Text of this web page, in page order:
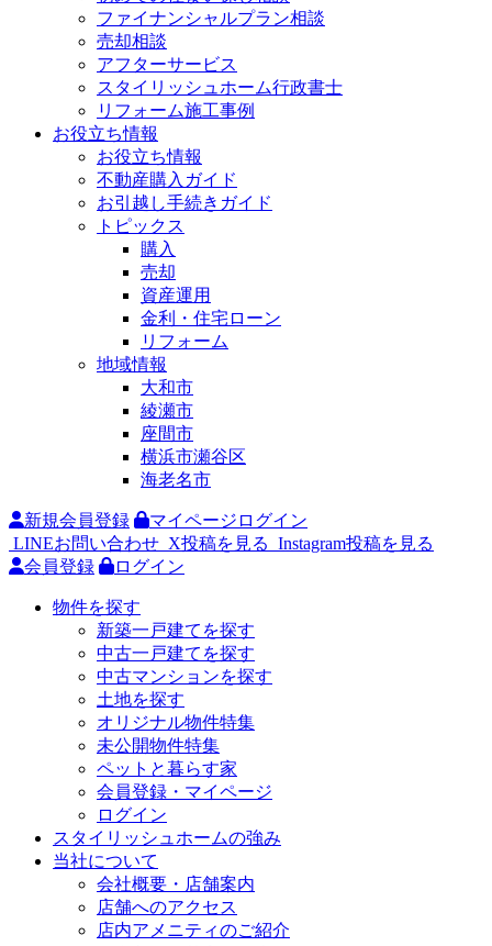
ファイナンシャルプラン相談
売却相談
アフターサービス
スタイリッシュホーム行政書士
リフォーム施工事例
お役立ち情報
お役立ち情報
不動産購入ガイド
お引越し手続きガイド
トピックス
購入
売却
資産運用
金利・住宅ローン
リフォーム
地域情報
大和市
綾瀬市
座間市
横浜市瀬谷区
海老名市
新規会員登録
マイページログイン
LINEお問い合わせ X投稿を見る Instagram投稿を見る
会員登録
ログイン
物件を探す
新築一戸建てを探す
中古一戸建てを探す
中古マンションを探す
土地を探す
オリジナル物件特集
未公開物件特集
ペットと暮らす家
会員登録・マイページ
ログイン
スタイリッシュホームの強み
当社について
会社概要・店舗案内
店舗へのアクセス
店内アメニティのご紹介